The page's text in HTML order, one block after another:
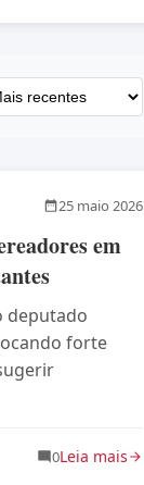
25 maio 2026
em
deputado
forte
0Leia mais